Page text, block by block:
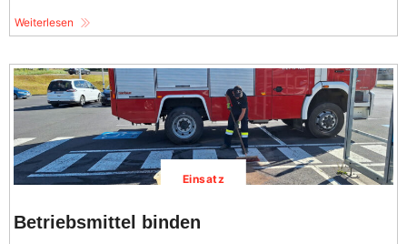
Weiterlesen
Einsatz
Betriebsmittel binden